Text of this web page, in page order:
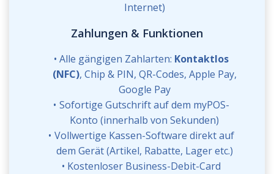
Internet)
Zahlungen & Funktionen
Alle gängigen Zahlarten: Kontaktlos
(NFC), Chip & PIN, QR-Codes, Apple Pay,
Google Pay
Sofortige Gutschrift auf dem myPOS-
Konto (innerhalb von Sekunden)
Vollwertige Kassen-Software direkt auf
dem Gerät (Artikel, Rabatte, Lager etc.)
Kostenloser Business-Debit-Card